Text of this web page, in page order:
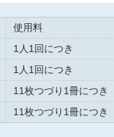
使用料
1人1回につき
1人1回につき
11枚つづり1冊につき
11枚つづり1冊につき